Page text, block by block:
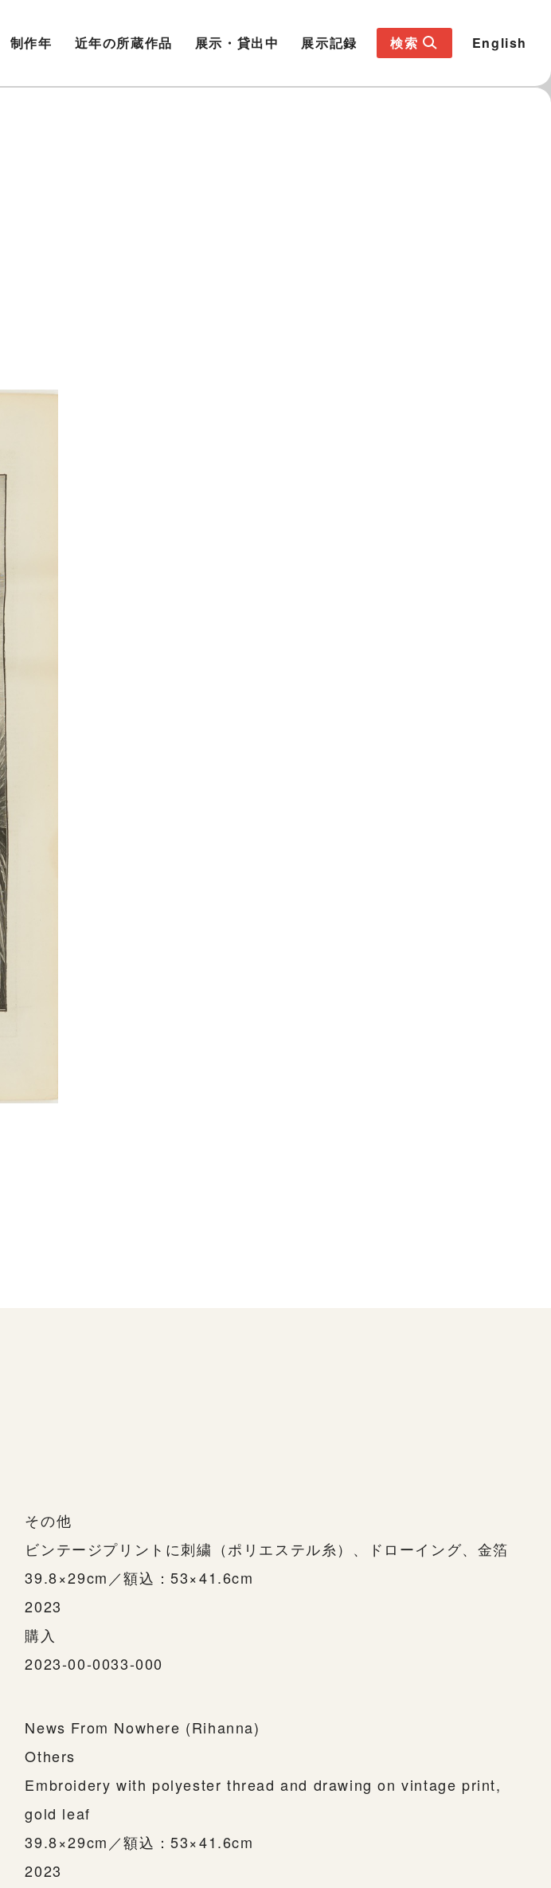
制作年 近年の所蔵作品 展示・貸出中 展示記録 検索 English
その他
ビンテージプリントに刺繍（ポリエステル糸）、ドローイング、金箔
39.8×29cm／額込：53×41.6cm
2023
購入
2023-00-0033-000
News From Nowhere (Rihanna)
Others
Embroidery with polyester thread and drawing on vintage print,
gold leaf
39.8×29cm／額込：53×41.6cm
2023